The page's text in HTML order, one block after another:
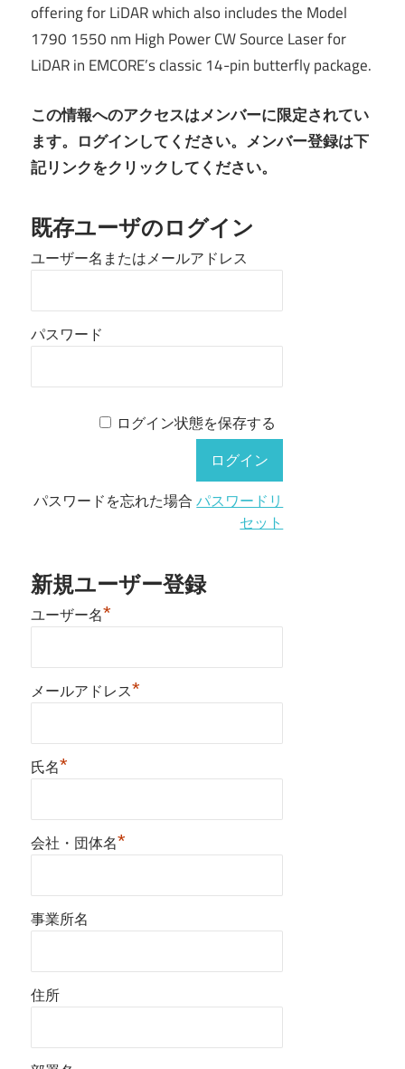
offering for LiDAR which also includes the Model
1790 1550 nm High Power CW Source Laser for
LiDAR in EMCORE’s classic 14-pin butterfly package.
この情報へのアクセスはメンバーに限定されてい
ます。ログインしてください。メンバー登録は下
記リンクをクリックしてください。
既存ユーザのログイン
ユーザー名またはメールアドレス
パスワード
ログイン状態を保存する
パスワードを忘れた場合パスワードリ
セット
新規ユーザー登録
ユーザー名*
メールアドレス*
氏名*
会社・団体名*
事業所名
住所